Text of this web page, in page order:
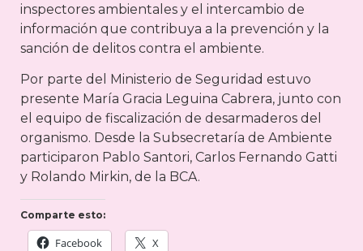
inspectores ambientales y el intercambio de
información que contribuya a la prevención y la
sanción de delitos contra el ambiente.
Por parte del Ministerio de Seguridad estuvo
presente María Gracia Leguina Cabrera, junto con
el equipo de fiscalización de desarmaderos del
organismo. Desde la Subsecretaría de Ambiente
participaron Pablo Santori, Carlos Fernando Gatti
y Rolando Mirkin, de la BCA.
Comparte esto:
Facebook X